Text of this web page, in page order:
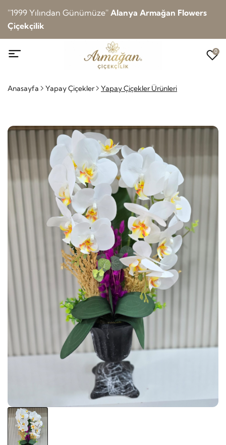
''1999 Yılından Günümüze'' Alanya Armağan Flowers
Çiçekçilik
0
Anasayfa Yapay Çiçekler Yapay Çiçekler Ürünleri